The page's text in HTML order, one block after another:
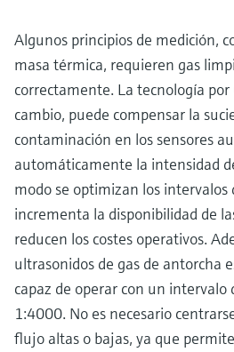
Algunos principios de medición,
masa térmica, requieren gas
correctamente. La tecnología
cambio, puede compensar la
contaminación en los sensores
automáticamente la intensidad
modo se optimizan los
incrementa la disponibilidad de
reducen los costes operativos.
ultrasonidos de gas de antorcha
capaz de operar con un intervalo
1:4000. No es necesario
flujo altas o bajas, ya que